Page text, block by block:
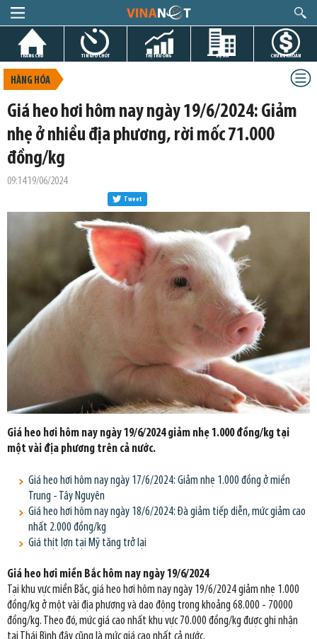
TRANG CHỦ TIN GIỜ CHÓT THỊ TRƯỜNG DỰ ÁN CHỨNG KHOÁN
HÀNG HÓA
Giá heo hơi hôm nay ngày 19/6/2024: Giảm
nhẹ ở nhiều địa phương, rời mốc 71.000
đồng/kg
09:14 19/06/2024
Tweet
Giá heo hơi hôm nay ngày 19/6/2024 giảm nhẹ 1.000 đồng/kg tại
một vài địa phương trên cả nước.
Giá heo hơi hôm nay ngày 17/6/2024: Giảm nhẹ 1.000 đồng ở miền
Trung - Tây Nguyên
Giá heo hơi hôm nay ngày 18/6/2024: Đà giảm tiếp diễn, mức giảm cao
nhất 2.000 đồng/kg
Giá thịt lợn tại Mỹ tăng trở lại
Giá heo hơi miền Bắc hôm nay ngày 19/6/2024
Tại khu vực miền Bắc, giá heo hơi hôm nay ngày 19/6/2024 giảm nhẹ 1.000
đồng/kg ở một vài địa phương và dao động trong khoảng 68.000 - 70000
đồng/kg. Theo đó, mức giá cao nhất khu vực 70.000 đồng/kg được ghi nhận
tại Thái Bình đây cũng là mức giá cao nhất cả nước.